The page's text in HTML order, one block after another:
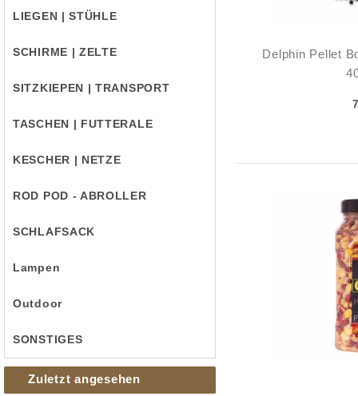
LIEGEN | STÜHLE
SCHIRME | ZELTE
SITZKIEPEN | TRANSPORT
TASCHEN | FUTTERALE
KESCHER | NETZE
ROD POD - ABROLLER
SCHLAFSACK
Lampen
Outdoor
SONSTIGES
Zuletzt angesehen
Delphin Pellet